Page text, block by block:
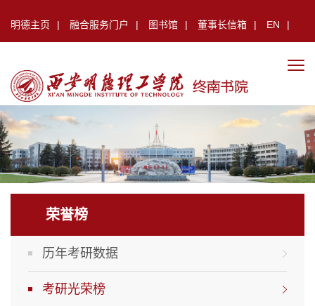
明德主页 | 融合服务门户 | 图书馆 | 董事长信箱 | EN |
荣誉榜
历年考研数据
考研光荣榜